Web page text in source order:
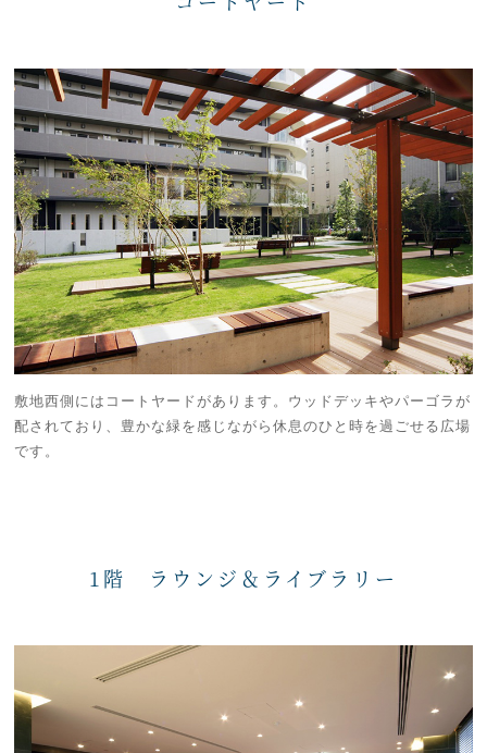
敷地西側にはコートヤードがあります。ウッドデッキやパーゴラが
配されており、豊かな緑を感じながら休息のひと時を過ごせる広場
です。
1階 ラウンジ＆ライブラリー